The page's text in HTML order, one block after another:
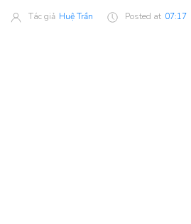
Tác giả Huệ Trần Posted at 07:17